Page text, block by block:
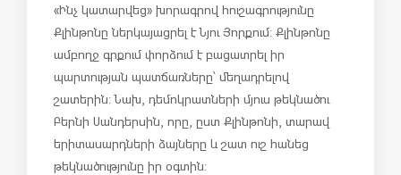
«Ինչ կատարվեց» խորագրով հուշագրությունը
Քլինթոնը ներկայացրել է Նյու Յորքում: Քլինթոնը
ամբողջ գրքում փորձում է բացատրել իր
պարտության պատճառները՝ մեղադրելով
շատերին: Նախ, դեմոկրատների մյուս թեկնածու
Բերնի Սանդերսին, որը, ըստ Քլինթոնի, տարավ
երիտասարդների ձայները և շատ ուշ հանեց
թեկնածությունը իր օգտին: